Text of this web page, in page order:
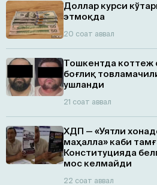
Доллар курси
этмоқда
20 соат аввал
Тошкентда коттеж
боғлиқ
ушланди
21 соат аввал
ХДП — «Уятли
маҳалла» каби
Конституцияда
мос келмайди
22 соат аввал